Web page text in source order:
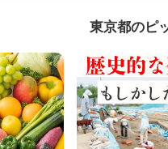
東京都のピ